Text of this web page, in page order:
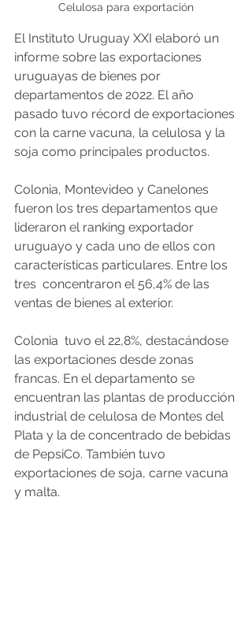
Celulosa para exportación
El Instituto Uruguay XXI elaboró un
informe sobre las exportaciones
uruguayas de bienes por
departamentos de 2022. El año
pasado tuvo récord de exportaciones
con la carne vacuna, la celulosa y la
soja como principales productos.
Colonia, Montevideo y Canelones
fueron los tres departamentos que
lideraron el ranking exportador
uruguayo y cada uno de ellos con
características particulares. Entre los
tres  concentraron el 56,4% de las
ventas de bienes al exterior.
Colonia  tuvo el 22,8%, destacándose
las exportaciones desde zonas
francas. En el departamento se
encuentran las plantas de producción
industrial de celulosa de Montes del
Plata y la de concentrado de bebidas
de PepsiCo. También tuvo
exportaciones de soja, carne vacuna
y malta.